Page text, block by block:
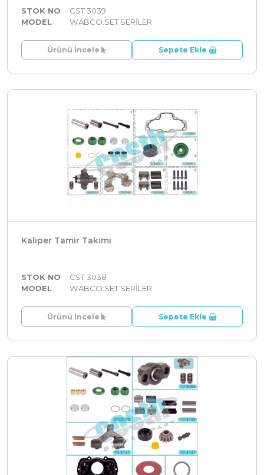
STOK NO
CST 3039
MODEL
WABCO:SET SERİLER
Ürünü İncele Sepete Ekle
Kaliper Tamir Takımı
STOK NO
CST 3038
MODEL
WABCO:SET SERİLER
Ürünü İncele Sepete Ekle